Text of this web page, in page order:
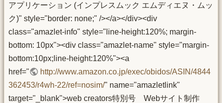
アプリケーション (インプレスムック エムディエヌ・ムッ
ク)" style="border: none;" /></a></div><div
class="amazlet-info" style="line-height:120%; margin-
bottom: 10px"><div class="amazlet-name" style="margin-
bottom:10px;line-height:120%"><a
href="
http://www.amazon.co.jp/exec/obidos/ASIN/4844
362453/r4wh-22/ref=nosim/" name="amazletlink"
target="_blank">web creators特別号 Webサイト制作